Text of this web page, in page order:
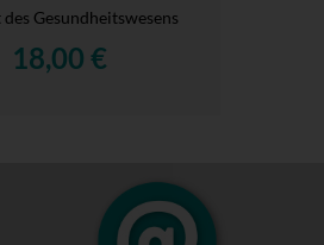
Gesundheitswesens
18,00 €